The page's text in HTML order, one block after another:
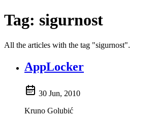
Tag: sigurnost
All the articles with the tag "sigurnost".
AppLocker
30 Jun, 2010
Kruno Golubić